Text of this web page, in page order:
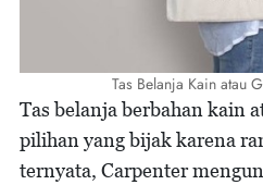
Tas Belanja Kain atau
Tas belanja berbahan kain
pilihan yang bijak karena
ternyata, Carpenter